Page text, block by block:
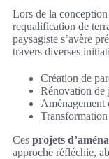
Lors de la
requalification de
paysagiste s’avère
travers diverses
Création de
Rénovation de
Aménagement
Transformation
Ces projets
approche réfléchie,